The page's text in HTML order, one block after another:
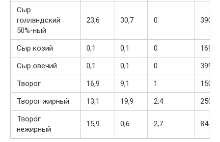
Сыр
голландский
50%-ный
23,6 30,7 0 390
Сыр козий 0,1 0,1 0
169
Сыр овечий
0,1 0,1 0
399
Творог
16,9 9,1 1
150
Творог жирный
13,1 19,9 2,4
250
Творог
нежирный
15,9 0,6 2,7 84